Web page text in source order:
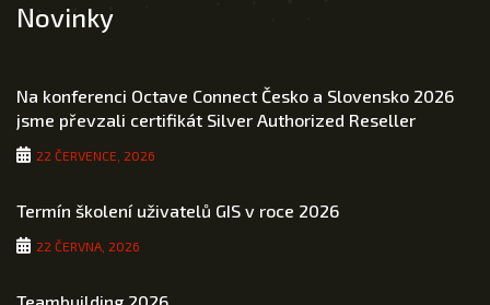
Novinky
Na konferenci Octave Connect Česko a Slovensko 2026
jsme převzali certifikát Silver Authorized Reseller
22 ČERVENCE, 2026
Termín školení uživatelů GIS v roce 2026
22 ČERVNA, 2026